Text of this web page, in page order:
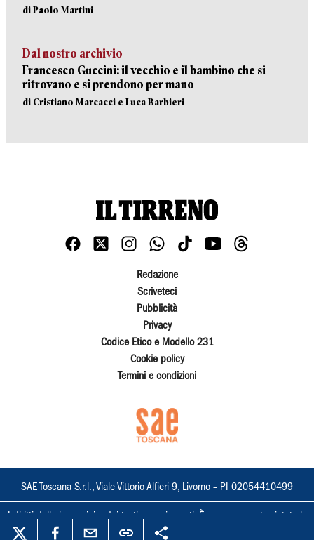
di Paolo Martini
Dal nostro archivio
Francesco Guccini: il vecchio e il bambino che si
ritrovano e si prendono per mano
di Cristiano Marcacci e Luca Barbieri
Redazione
Scriveteci
Pubblicità
Privacy
Codice Etico e Modello 231
Cookie policy
Termini e condizioni
SAE Toscana S.r.l., Viale Vittorio Alfieri 9, Livorno – PI 02054410499
I diritti delle immagini e dei testi sono riservati. È espressamente vietata la
loro riproduzione con qualsiasi mezzo e l'adattamento totale o parziale.